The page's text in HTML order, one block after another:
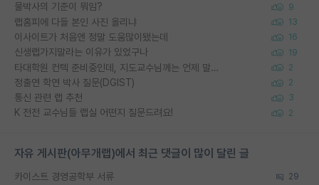
물박사의 기준이 뭐임? 9
랩홈피에 다들 본인 사진 올리냐 13
이사이트가 처음엔 정말 도움많이됐는데 16
신생랩가지말라는 이유가 있었구나 19
타대학원 컨텍 준비중인데, 지도교수님께는 언제 말씀드려야 할까요? 2
정출연 학연 박사 질문(DGIST) 2
통신 관련 랩 추천 3
K 전전 교수님들 랩실 어떤지 질문드려요! 2
자유 게시판(아무개랩)에서 최근 댓글이 많이 달린 글
카이스트 경영공학부 서류 29